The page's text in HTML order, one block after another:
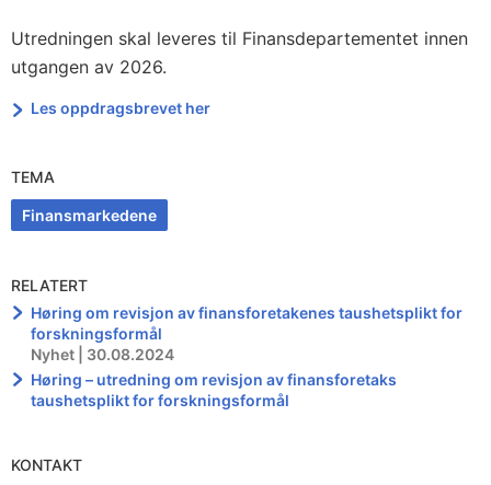
Utredningen skal leveres til Finansdepartementet innen
utgangen av 2026.
Les oppdragsbrevet her
TEMA
Finansmarkedene
RELATERT
Høring om revisjon av finansforetakenes taushetsplikt for
forskningsformål
Nyhet | 30.08.2024
Høring – utredning om revisjon av finansforetaks
taushetsplikt for forskningsformål
KONTAKT